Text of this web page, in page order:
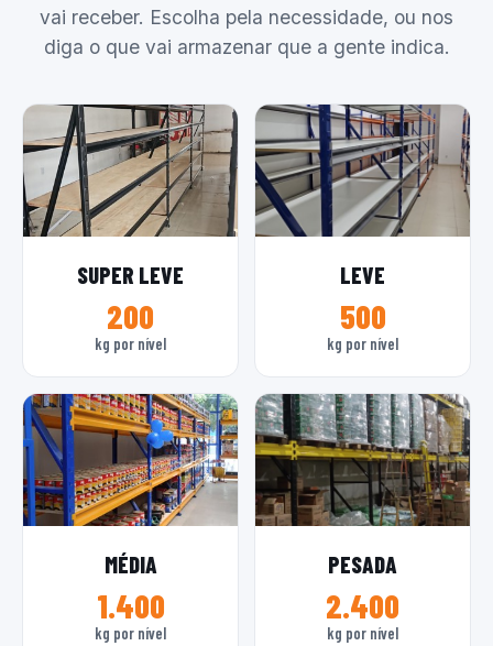
vai receber. Escolha pela necessidade, ou nos
diga o que vai armazenar que a gente indica.
SUPER LEVE
200
kg por nível
LEVE
500
kg por nível
MÉDIA
1.400
kg por nível
PESADA
2.400
kg por nível